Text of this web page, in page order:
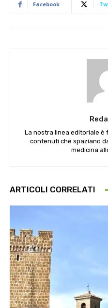
Facebook
La nostra linea editoriale
contenuti che spaziano
medicina
ARTICOLI CORRELATI